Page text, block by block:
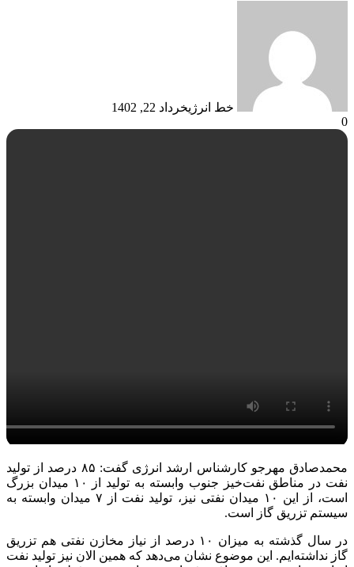
خط انرژیخرداد 22, 1402
0
محمدصادق مهرجو کارشناس ارشد انرژی گفت: ۸۵ درصد از تولید
نفت در مناطق نفت‌خیز جنوب وابسته به تولید از ۱۰ میدان بزرگ
است، از این ۱۰ میدان نفتی نیز، تولید نفت از ۷ میدان وابسته به
سیستم تزریق گاز است.
در سال گذشته به میزان ۱۰ درصد از نیاز مخازن نفتی هم تزریق
گاز نداشته‌ایم. این موضوع نشان می‌دهد که همین الان نیز تولید نفت